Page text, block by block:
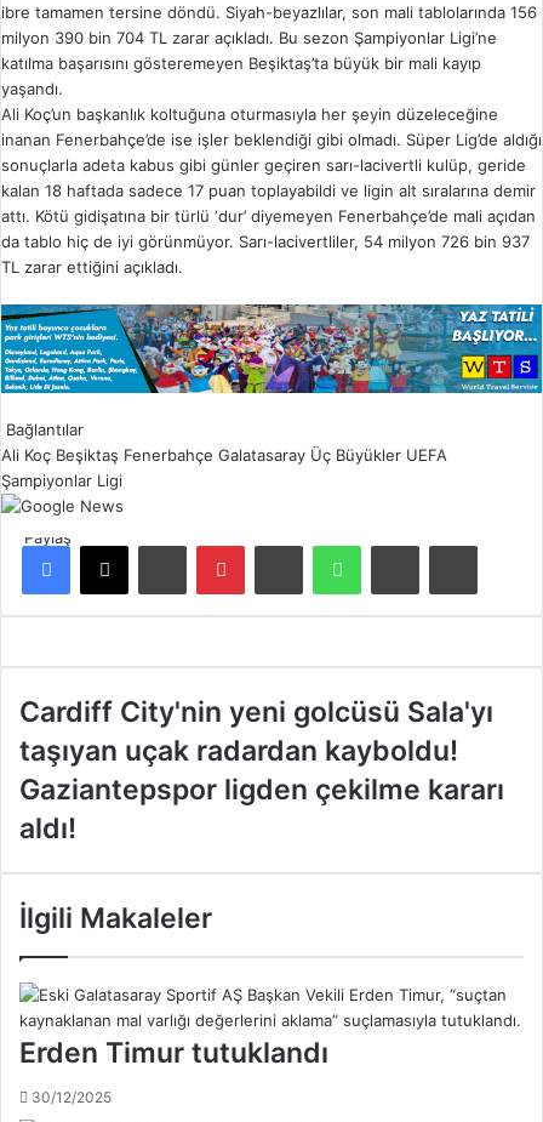
ibre tamamen tersine döndü. Siyah-beyazlılar, son mali tablolarında 156
milyon 390 bin 704 TL zarar açıkladı. Bu sezon Şampiyonlar Ligi’ne
katılma başarısını gösteremeyen Beşiktaş’ta büyük bir mali kayıp
yaşandı.
Ali Koç’un başkanlık koltuğuna oturmasıyla her şeyin düzeleceğine
inanan Fenerbahçe’de ise işler beklendiği gibi olmadı. Süper Lig’de aldığı
sonuçlarla adeta kabus gibi günler geçiren sarı-lacivertli kulüp, geride
kalan 18 haftada sadece 17 puan toplayabildi ve ligin alt sıralarına demir
attı. Kötü gidişatına bir türlü ‘dur’ diyemeyen Fenerbahçe’de mali açıdan
da tablo hiç de iyi görünmüyor. Sarı-lacivertliler, 54 milyon 726 bin 937
TL zarar ettiğini açıkladı.
Bağlantılar
Ali Koç Beşiktaş Fenerbahçe Galatasaray Üç Büyükler UEFA
Şampiyonlar Ligi
Paylaş
C
r
d
f
i
t
y
'
n
n
Cardiff City'nin yeni golcüsü Sala'yı
taşıyan uçak radardan kayboldu!
G
z
n
e
p
s
o
r
Gaziantepspor ligden çekilme kararı
aldı!
İlgili Makaleler
Erden Timur tutuklandı
30/12/2025